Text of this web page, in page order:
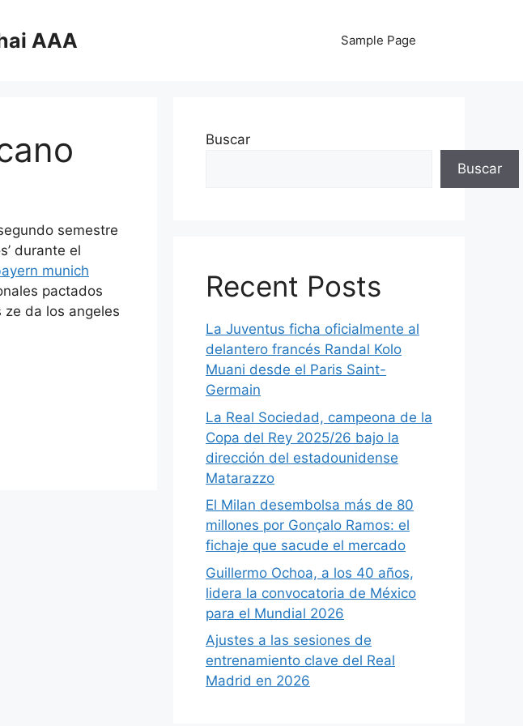
AAA Sample Page
semestre
durante el
munich
pactados
ze da los angeles
Buscar
Buscar
Recent Posts
La Juventus ficha oficialmente al
delantero francés Randal Kolo
Muani desde el Paris Saint-
Germain
La Real Sociedad, campeona de la
Copa del Rey 2025/26 bajo la
dirección del estadounidense
Matarazzo
El Milan desembolsa más de 80
millones por Gonçalo Ramos: el
fichaje que sacude el mercado
Guillermo Ochoa, a los 40 años,
lidera la convocatoria de México
para el Mundial 2026
Ajustes a las sesiones de
entrenamiento clave del Real
Madrid en 2026